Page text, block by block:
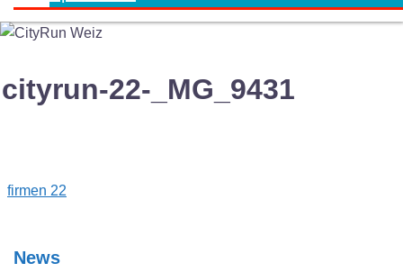
cityrun-22-_MG_9431
Post
firmen 22
News